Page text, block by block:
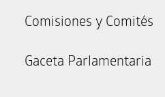
Comisiones y Comités
Gaceta Parlamentaria